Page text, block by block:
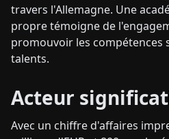
travers l'Allemagne. Une
propre témoigne de
promouvoir les compétences
talents.
Acteur
Avec un chiffre d'affaires